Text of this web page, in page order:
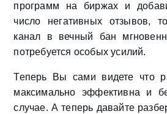
программ на биржах и
число негативных отзывов,
канал в вечный бан
потребуется особых усилий.
Теперь Вы сами видете что
максимально эффективна и
случае. А теперь давайте